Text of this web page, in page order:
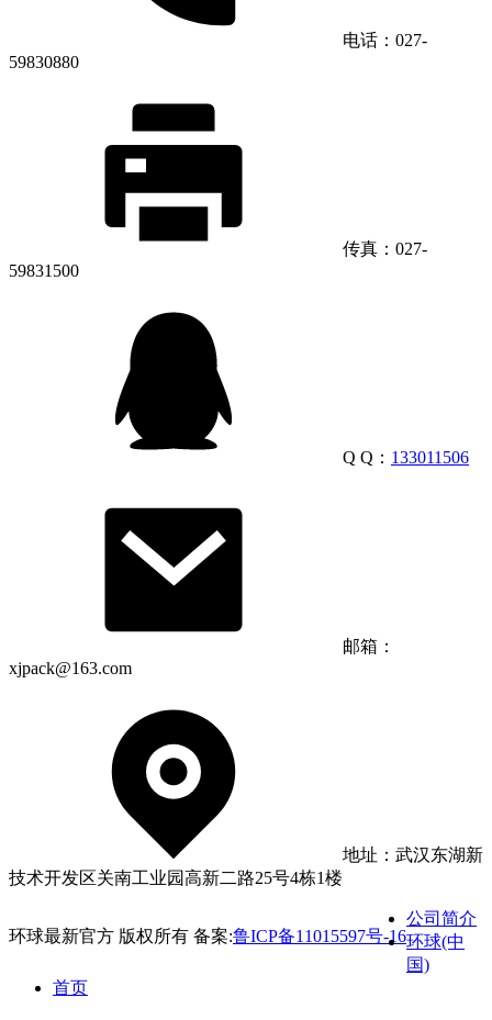
电话：027-
59830880
传真：027-
59831500
Q Q： 133011506
邮箱：
xjpack@163.com
地址：武汉东湖新
技术开发区关南工业园高新二路25号4栋1楼
环球最新官方 版权所有 备案:鲁ICP备11015597号-16
公司简介
环球(中
国)
首页